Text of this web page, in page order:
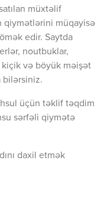
müxtəlif
qiymətlərini müqayisə
edir. Saytda
noutbuklar,
və böyük məişət
bilərsiniz.
üçün təklif təqdim
sərfəli qiymətə
daxil etmək